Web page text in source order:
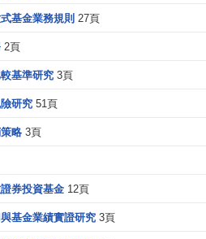
基金業務規則 27頁
2頁
基準研究 3頁
研究 51頁
略 3頁
券投資基金 12頁
基金業績實證研究 3頁